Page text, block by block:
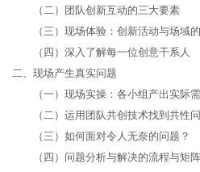
（二）团队创新互动的三大要素
（三）现场体验：创新活动与场域
（四）深入了解每一位创意干系人
二、现场产生真实问题
（一）现场实操：各小组产出实际
（二）运用团队共创技术找到共性
（三）如何面对令人无奈的问题？
（四）问题分析与解决的流程与矩